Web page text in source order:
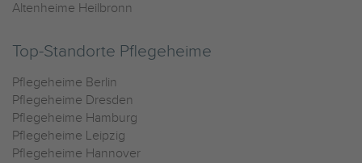
Altenheime Heilbronn
Top-Standorte Pflegeheime
Pflegeheime Berlin
Pflegeheime Dresden
Pflegeheime Hamburg
Pflegeheime Leipzig
Pflegeheime Hannover